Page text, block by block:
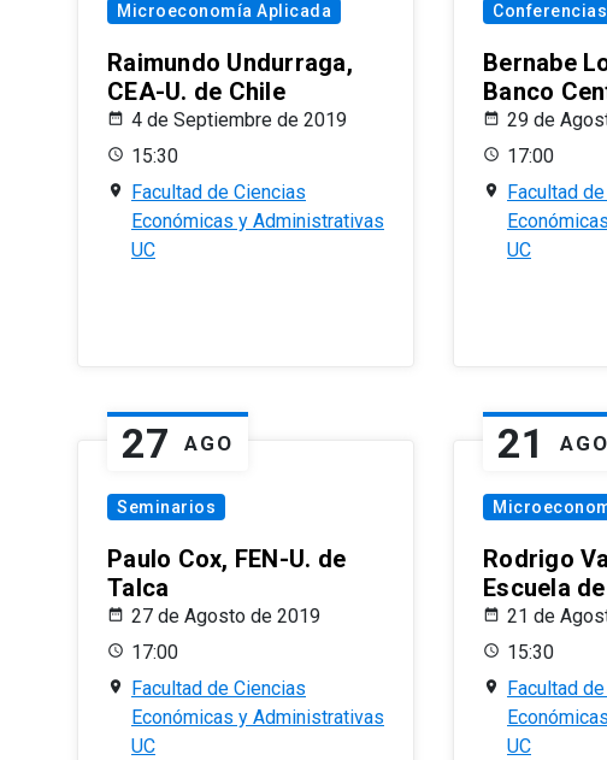
Microeconomía Aplicada
Raimundo Undurraga,
CEA-U. de Chile
4 de Septiembre de 2019
15:30
Facultad de Ciencias
Económicas y Administrativas
UC
Conferencias
Bernabe
Banco
29 de
17:00
Facultad
UC
27 AGO
Seminarios
Paulo Cox, FEN-U. de
Talca
27 de Agosto de 2019
17:00
Facultad de Ciencias
Económicas y Administrativas
UC
21 AGO
Rodrigo
Escuela
21 de
15:30
Facultad
UC